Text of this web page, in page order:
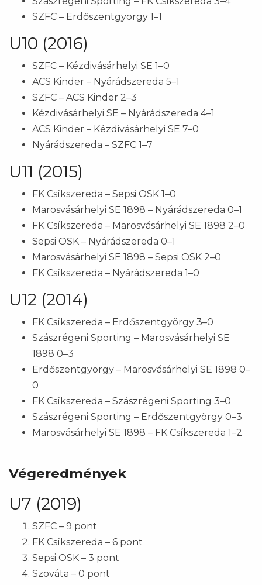
SZFC – Erdőszentgyörgy 1–1
U10 (2016)
SZFC – Kézdivásárhelyi SE 1–0
ACS Kinder – Nyárádszereda 5–1
SZFC – ACS Kinder 2–3
Kézdivásárhelyi SE – Nyárádszereda 4–1
ACS Kinder – Kézdivásárhelyi SE 7–0
Nyárádszereda – SZFC 1–7
U11 (2015)
FK Csíkszereda – Sepsi OSK 1–0
Marosvásárhelyi SE 1898 – Nyárádszereda 0–1
FK Csíkszereda – Marosvásárhelyi SE 1898 2–0
Sepsi OSK – Nyárádszereda 0–1
Marosvásárhelyi SE 1898 – Sepsi OSK 2–0
FK Csíkszereda – Nyárádszereda 1–0
U12 (2014)
FK Csíkszereda – Erdőszentgyörgy 3–0
Szászrégeni Sporting – Marosvásárhelyi SE
1898 0–3
Erdőszentgyörgy – Marosvásárhelyi SE 1898 0–
0
FK Csíkszereda – Szászrégeni Sporting 3–0
Szászrégeni Sporting – Erdőszentgyörgy 0–3
Marosvásárhelyi SE 1898 – FK Csíkszereda 1–2
Végeredmények
U7 (2019)
SZFC – 9 pont
FK Csíkszereda – 6 pont
Sepsi OSK – 3 pont
Szováta – 0 pont